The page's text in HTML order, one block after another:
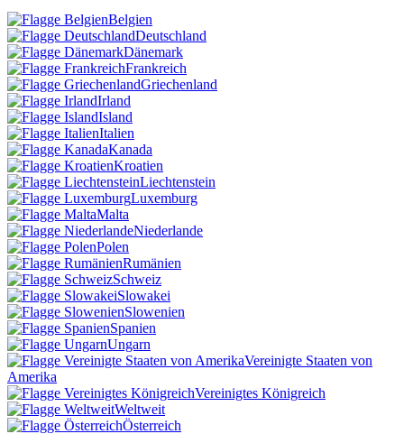
Belgien
Deutschland
Dänemark
Frankreich
Griechenland
Irland
Island
Italien
Kanada
Kroatien
Liechtenstein
Luxemburg
Malta
Niederlande
Polen
Rumänien
Schweiz
Slowakei
Slowenien
Spanien
Ungarn
Vereinigte Staaten von
Amerika
Vereinigtes Königreich
Weltweit
Österreich